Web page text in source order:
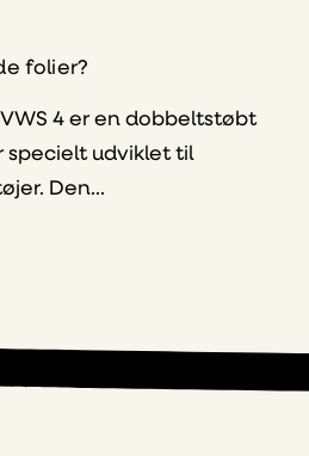
folier?
4 er en dobbeltstøbt
specielt udviklet til
Den...